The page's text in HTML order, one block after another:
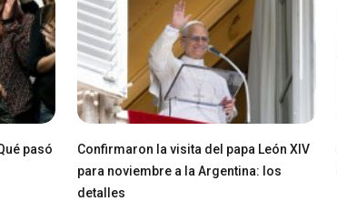
pasó
Confirmaron la visita del papa León XIV
para noviembre a la Argentina: los
detalles